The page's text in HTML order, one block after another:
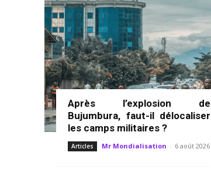
Après l’explosion de
Bujumbura, faut-il délocaliser
les camps militaires ?
Articles Mr Mondialisation - 6 août 2026